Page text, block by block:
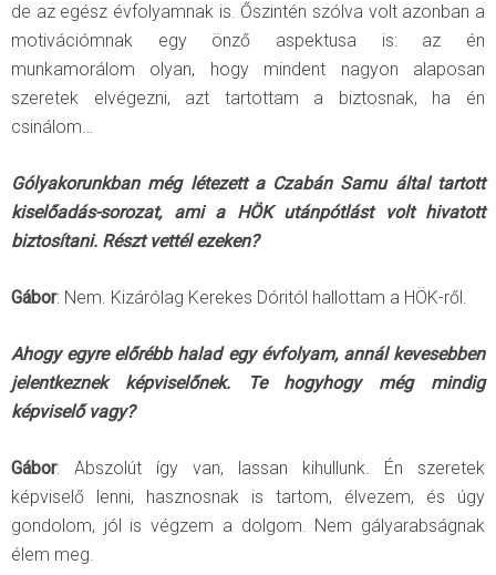
de az egész évfolyamnak is. Őszintén szólva volt azonban a
motivációmnak egy önző aspektusa is: az én
munkamorálom olyan, hogy mindent nagyon alaposan
szeretek elvégezni, azt tartottam a biztosnak, ha én
csinálom…
Gólyakorunkban még létezett a Czabán Samu által tartott
kiselőadás-sorozat, ami a HÖK utánpótlást volt hivatott
biztosítani. Részt vettél ezeken?
Gábor: Nem. Kizárólag Kerekes Dóritól hallottam a HÖK-ről.
Ahogy egyre előrébb halad egy évfolyam, annál kevesebben
jelentkeznek képviselőnek. Te hogyhogy még mindig
képviselő vagy?
Gábor: Abszolút így van, lassan kihullunk. Én szeretek
képviselő lenni, hasznosnak is tartom, élvezem, és úgy
gondolom, jól is végzem a dolgom. Nem gályarabságnak
élem meg.